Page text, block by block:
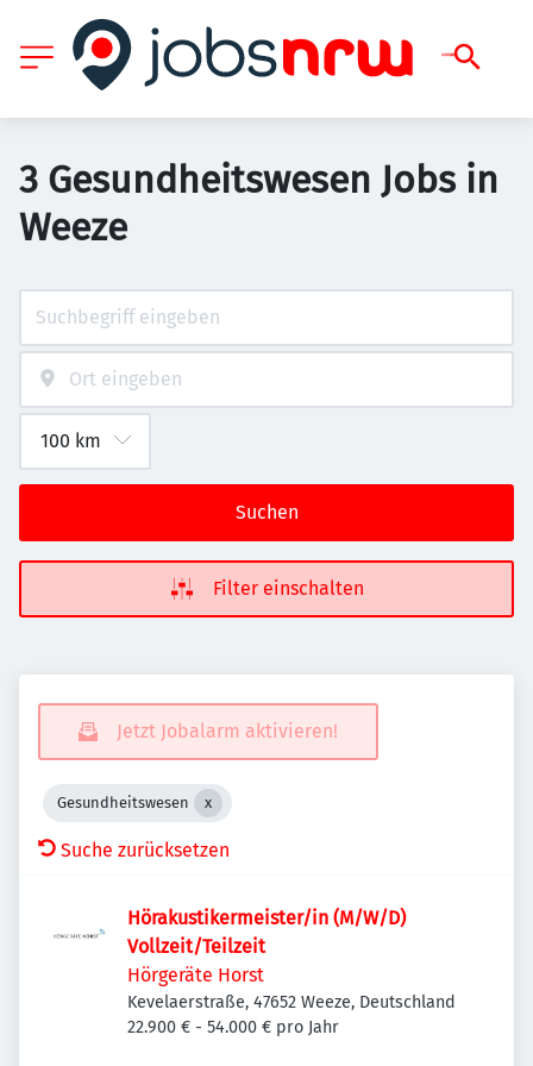
3 Gesundheitswesen Jobs in
Weeze
Suchen
Filter einschalten
Jetzt Jobalarm aktivieren!
Gesundheitswesen
Suche zurücksetzen
Hörakustikermeister/in (M/W/D)
Vollzeit/Teilzeit
Hörgeräte Horst
Kevelaerstraße, 47652 Weeze, Deutschland
22.900 € - 54.000 € pro Jahr